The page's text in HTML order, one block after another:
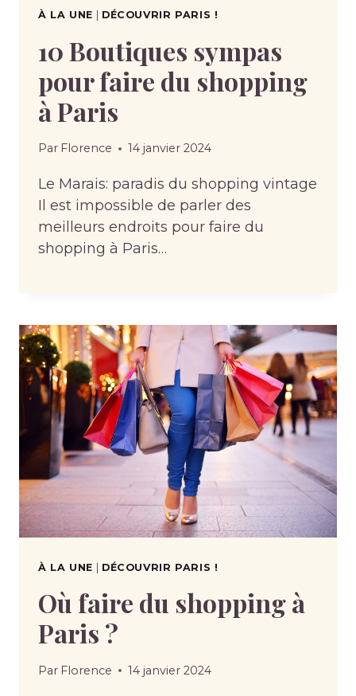
À LA UNE DÉCOUVRIR PARIS !
10 Boutiques sympas
pour faire du shopping
à Paris
Par Florence 14 janvier 2024
Le Marais: paradis du shopping vintage
Il est impossible de parler des
meilleurs endroits pour faire du
shopping à Paris…
À LA UNE DÉCOUVRIR PARIS !
Où faire du shopping à
Paris ?
Par Florence 14 janvier 2024